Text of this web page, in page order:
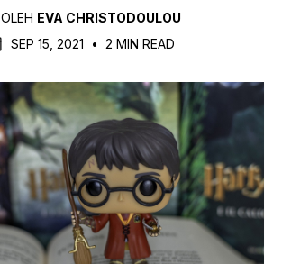
OLEH EVA CHRISTODOULOU
SEP 15, 2021
• 2 MIN READ